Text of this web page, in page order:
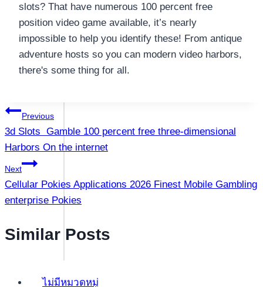
slots? That have numerous 100 percent free
position video game available, it’s nearly
impossible to help you identify these! From antique
adventure hosts so you can modern video harbors,
there's some thing for all.
แนะแนว
เรื่อง
Previous
3d Slots ️ Gamble 100 percent free three-dimensional
Harbors On the internet
Next
Cellular Pokies Applications 2026 Finest Mobile Gambling
enterprise Pokies
Similar Posts
ไม่มีหมวดหมู่